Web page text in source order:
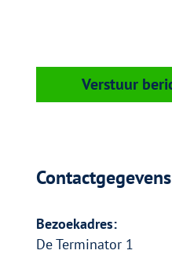
c
e
d
e
P
Contactgegevens
Bezoekadres:
De Terminator 1